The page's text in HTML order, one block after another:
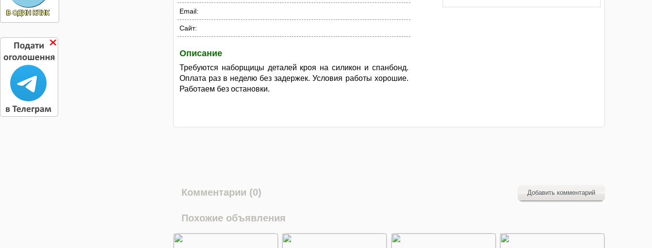
Email:
Сайт:
Описание
Требуются наборщицы деталей кроя на силикон и спанбонд.
Оплата раз в неделю без задержек. Условия работы хорошие.
Работаем без остановки.
Комментарии (0) Добавить комментарий
Похожие объявления